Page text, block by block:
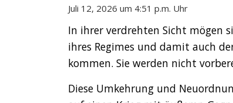
Juli 12, 2026 um 4:51 p.m. Uhr
In ihrer verdrehten Sicht mögen
ihres Regimes und damit auch
kommen. Sie werden nicht
Diese Umkehrung und